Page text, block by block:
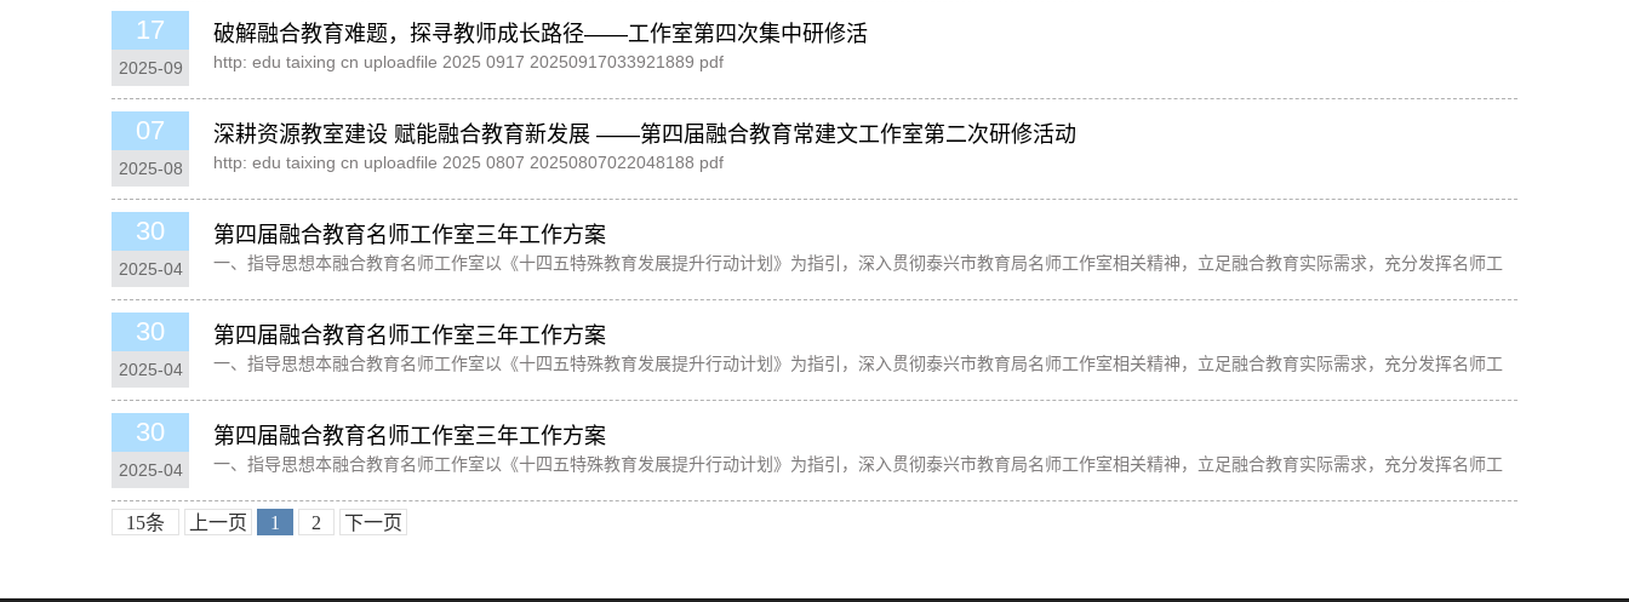
17
2025-09
破解融合教育难题，探寻教师成长路径——工作室第四次集中研修活
http: edu taixing cn uploadfile 2025 0917 20250917033921889 pdf
07
2025-08
深耕资源教室建设 赋能融合教育新发展 ——第四届融合教育常建文工作室第二次研修活动
http: edu taixing cn uploadfile 2025 0807 20250807022048188 pdf
30
2025-04
第四届融合教育名师工作室三年工作方案
一、指导思想本融合教育名师工作室以《十四五特殊教育发展提升行动计划》为指引，深入贯彻泰兴市教育局名师工作室相关精神，立足融合教育实际需求，充分发挥名师工
30
2025-04
第四届融合教育名师工作室三年工作方案
一、指导思想本融合教育名师工作室以《十四五特殊教育发展提升行动计划》为指引，深入贯彻泰兴市教育局名师工作室相关精神，立足融合教育实际需求，充分发挥名师工
30
2025-04
第四届融合教育名师工作室三年工作方案
一、指导思想本融合教育名师工作室以《十四五特殊教育发展提升行动计划》为指引，深入贯彻泰兴市教育局名师工作室相关精神，立足融合教育实际需求，充分发挥名师工
15条 上一页 1 2 下一页